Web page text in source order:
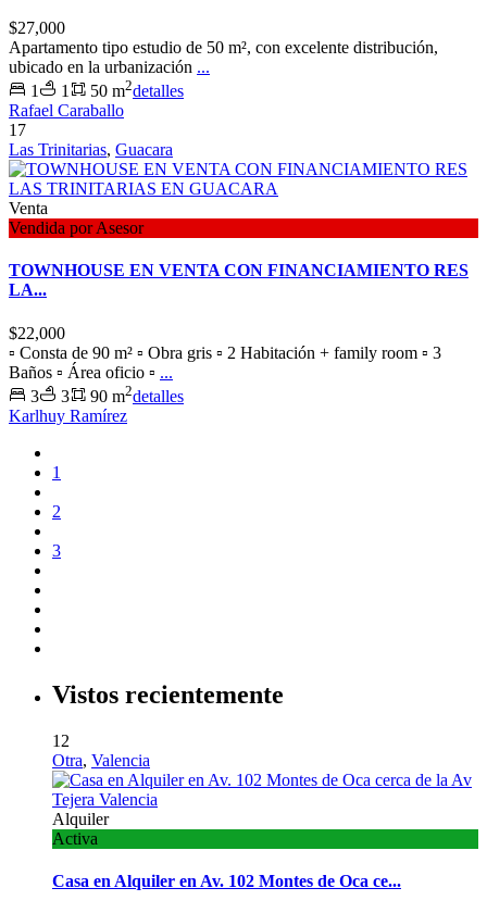
$27,000
Apartamento tipo estudio de 50 m², con excelente distribución,
ubicado en la urbanización ...
1
1 50 m2detalles
Rafael Caraballo
17
Las Trinitarias, Guacara
Venta
Vendida por Asesor
TOWNHOUSE EN VENTA CON FINANCIAMIENTO RES
LA...
$22,000
▫️ Consta de 90 m² ▫️ Obra gris ▫️ 2 Habitación + family room ▫️ 3
Baños ▫️ Área oficio ▫️ ...
3
3 90 m2detalles
Karlhuy Ramírez
1
2
3
Vistos recientemente
12
Otra, Valencia
Alquiler
Activa
Casa en Alquiler en Av. 102 Montes de Oca ce...